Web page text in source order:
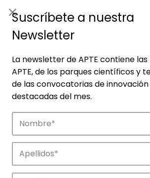
Suscríbete a nuestra
Newsletter
La newsletter de APTE contiene
APTE, de los parques científicos y
de las convocatorias de
destacadas del mes.